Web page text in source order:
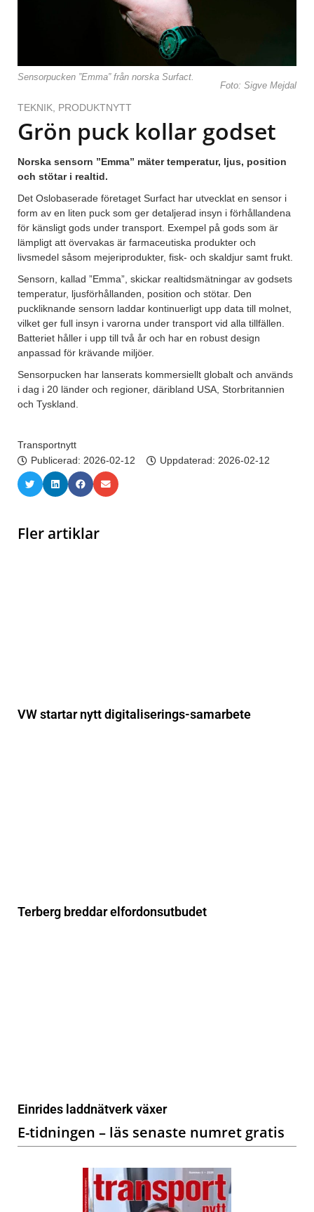
Sensorpucken ”Emma” från norska Surfact.
Foto: Sigve Mejdal
TEKNIK PRODUKTNYTT
Grön puck kollar godset
Norska sensorn ”Emma” mäter temperatur, ljus, position
och stötar i realtid.
Det Oslobaserade företaget Surfact har utvecklat en sensor i
form av en liten puck som ger detaljerad insyn i förhållandena
för känsligt gods under transport. Exempel på gods som är
lämpligt att övervakas är farmaceutiska produkter och
livsmedel såsom mejeriprodukter, fisk- och skaldjur samt frukt.
Sensorn, kallad ”Emma”, skickar realtidsmätningar av godsets
temperatur, ljusförhållanden, position och stötar. Den
puckliknande sensorn laddar kontinuerligt upp data till molnet,
vilket ger full insyn i varorna under transport vid alla tillfällen.
Batteriet håller i upp till två år och har en robust design
anpassad för krävande miljöer.
Sensorpucken har lanserats kommersiellt globalt och används
i dag i 20 länder och regioner, däribland USA, Storbritannien
och Tyskland.
Transportnytt
Publicerad: 2026-02-12 Uppdaterad: 2026-02-12
Fler artiklar
VW startar nytt digitaliserings-samarbete
Terberg breddar elfordonsutbudet
Einrides laddnätverk växer
E-tidningen – läs senaste numret gratis